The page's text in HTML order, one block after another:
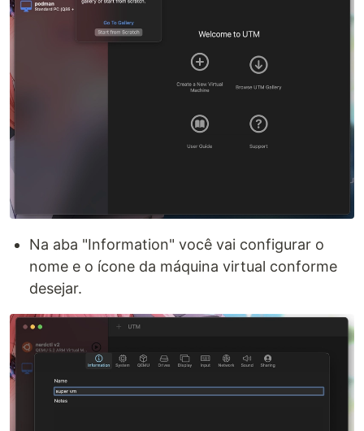
Na aba "Information" você vai configurar o
nome e o ícone da máquina virtual conforme
desejar.